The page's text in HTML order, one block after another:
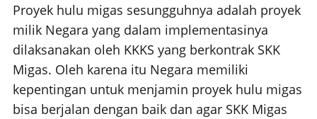
Proyek hulu migas sesungguhnya adalah proyek
milik Negara yang dalam implementasinya
dilaksanakan oleh KKKS yang berkontrak SKK
Migas. Oleh karena itu Negara memiliki
kepentingan untuk menjamin proyek hulu migas
bisa berjalan dengan baik dan agar SKK Migas